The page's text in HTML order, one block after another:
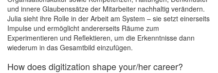
und innere Glaubenssätze der Mitarbeiter nachhaltig verändern.
Julia sieht ihre Rolle in der Arbeit am System – sie setzt einerseits
Impulse und ermöglicht andererseits Räume zum
Experimentieren und Reflektieren, um die Erkenntnisse dann
wiederum in das Gesamtbild einzufügen.
How does digitization shape your/her career?